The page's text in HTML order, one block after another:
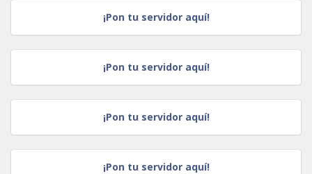
¡Pon tu servidor aquí!
¡Pon tu servidor aquí!
¡Pon tu servidor aquí!
¡Pon tu servidor aquí!